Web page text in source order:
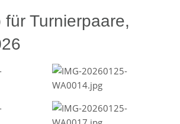
für Turnierpaare,